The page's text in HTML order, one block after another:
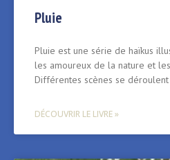
Pluie
Pluie est une série de haïkus
les amoureux de la nature et
Différentes scènes se
DÉCOUVRIR LE LIVRE »